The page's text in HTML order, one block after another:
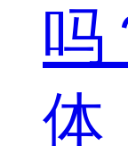
吗
体